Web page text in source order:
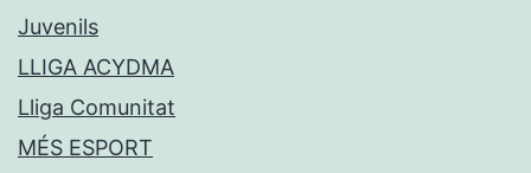
Juvenils
LLIGA ACYDMA
Lliga Comunitat
MÉS ESPORT